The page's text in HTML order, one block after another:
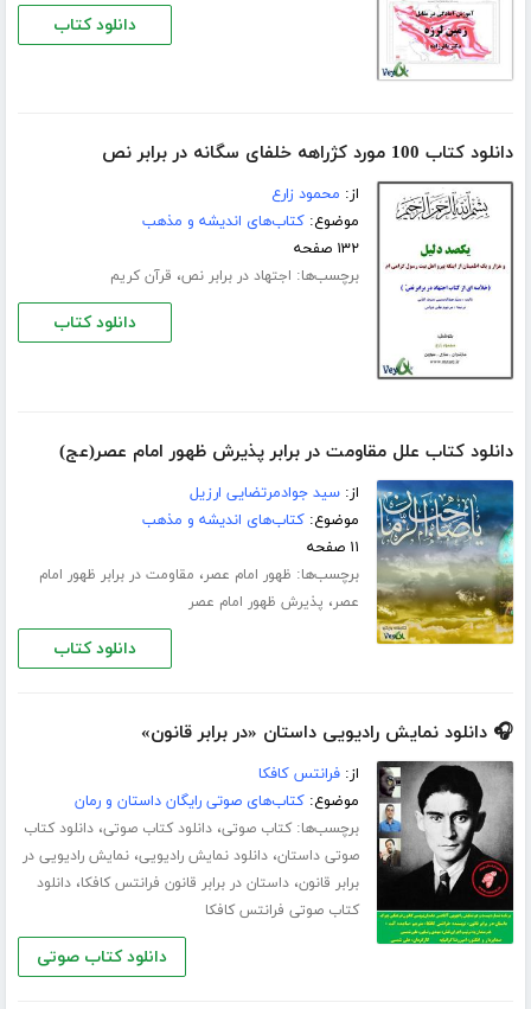
دانلود کتاب
دانلود کتاب 100 مورد کژراهه خلفای سگانه در برابر نص
از: محمود زارع
موضوع:کتاب‌های اندیشه و مذهب
۱۳۲ صفحه
برچسب‌ها: اجتهاد در برابر نص، قرآن کریم
دانلود کتاب
دانلود کتاب علل مقاومت در برابر پذیرش ظهور امام عصر(عج)
از:سید جوادمرتضایی ارزیل
موضوع:کتاب‌های اندیشه و مذهب
۱۱ صفحه
برچسب‌ها: ظهور امام عصر، مقاومت در برابر ظهور امام
عصر، پذیرش ظهور امام عصر
دانلود کتاب
🎧 دانلود نمایش رادیویی داستان «در برابر قانون»
از:فرانتس کافکا
موضوع:کتاب‌های صوتی رایگان داستان و رمان
برچسب‌ها:کتاب صوتی،دانلود کتاب صوتی،دانلود کتاب
صوتی داستان،دانلود نمایش رادیویی،نمایش رادیویی در
برابر قانون،داستان در برابر قانون فرانتس کافکا،دانلود
کتاب صوتی فرانتس کافکا
دانلود کتاب صوتی